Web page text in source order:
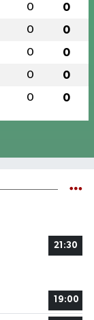
0 0
0 0
0 0
0 0
0 0
21:30
19:00